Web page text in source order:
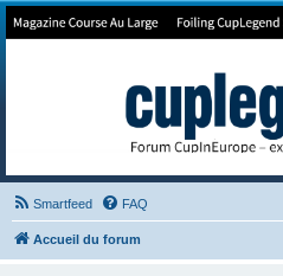
Forum de Cup In Europe
Smartfeed FAQ
Accueil du forum